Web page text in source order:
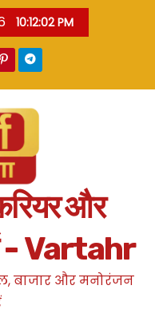
10:12:03 PM
और
- Vartahr
बाजार और मनोरंजन